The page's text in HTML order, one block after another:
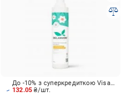
132.05₴/шт.
До -10% з суперкредиткою Visa Вигода